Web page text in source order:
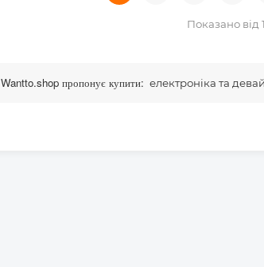
Показано від
Wantto.shop пропонує купити: електроніка та